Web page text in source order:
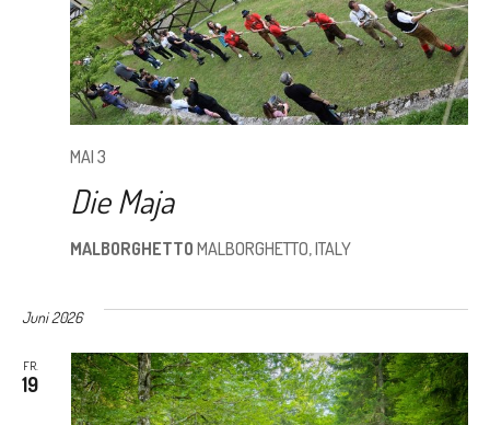
Die Maja
MAI 3
MALBORGHETTO MALBORGHETTO, ITALY
Juni 2026
FR.
19